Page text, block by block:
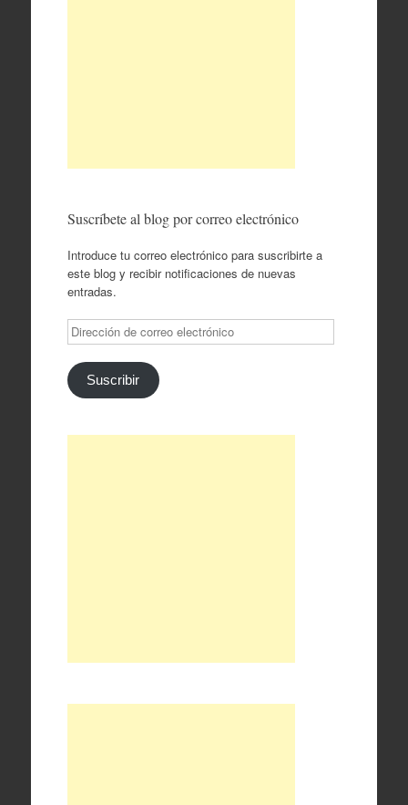
Suscríbete al blog por correo electrónico
Introduce tu correo electrónico para suscribirte a
este blog y recibir notificaciones de nuevas
entradas.
Dirección
de
correo
electrónico
Suscribir